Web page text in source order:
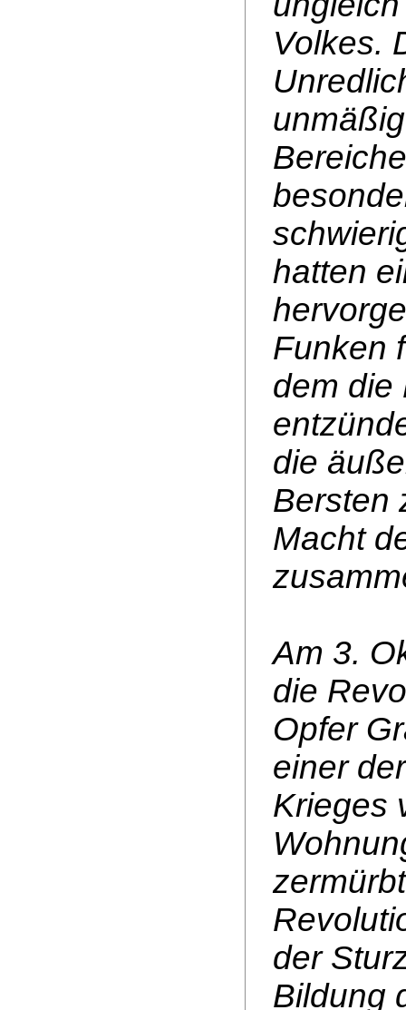
Volkes.
hatten
Funken
dem die
die
Bersten
Macht
Am 3.
die
Opfer
einer
Krieges
der
Bildung